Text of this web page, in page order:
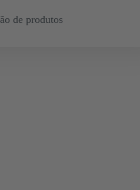
de produtos